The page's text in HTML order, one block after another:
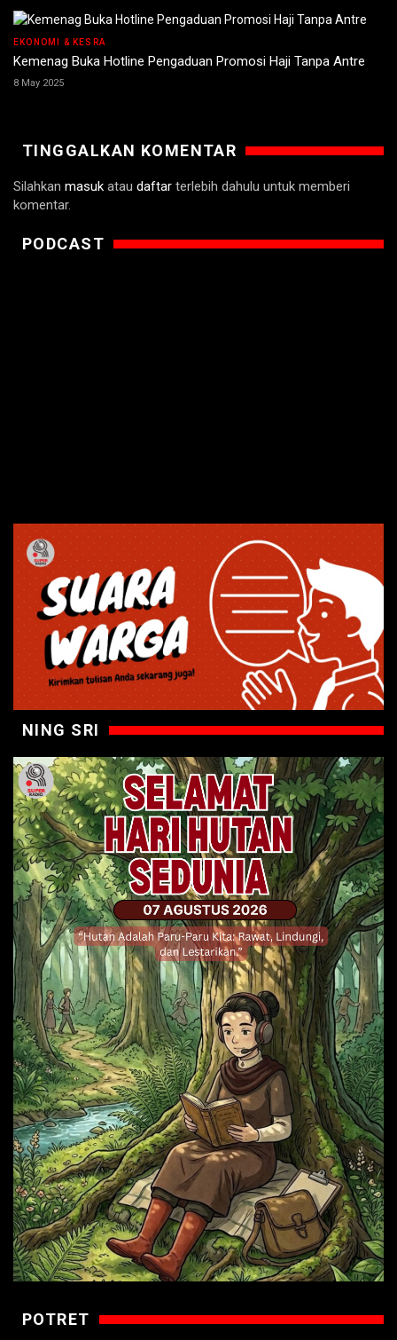
EKONOMI & KESRA
Kemenag Buka Hotline Pengaduan Promosi Haji Tanpa Antre
8 May 2025
TINGGALKAN KOMENTAR
Silahkan masuk atau daftar terlebih dahulu untuk memberi
komentar.
PODCAST
NING SRI
POTRET